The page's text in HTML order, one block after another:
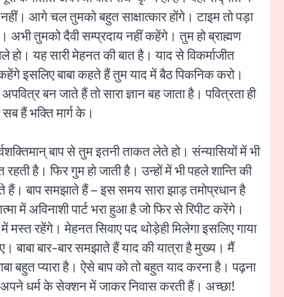
आगे चल तुमको बहुत साक्षात्कार होंगे। टाइम तो पड़ा
अभी तुमको दैवी सम्प्रदाय नहीं कहेंगे। तुम हो ब्राह्मण
हो। यह सारी मेहनत की बात है। याद से विकर्माजीत
इसलिए बाबा कहते हैं तुम याद में बैठ पिकनिक करो।
बन जाते हैं तो सारा ज्ञान बह जाता है। पवित्रता ही
हैं भक्ति मार्ग के।
बाप से तुम इतनी ताकत लेते हो। संन्यासियों में भी
है। फिर गुम हो जाती है। उन्हों में भी पहले शान्ति की
बाप समझाते हैं – इस समय सारा झाड़ तमोप्रधान है
में अविनाशी पार्ट भरा हुआ है जो फिर से रिपीट करेंगे।
में मस्त रहेंगे। मेहनत सिवाए पद थोड़ेही मिलेगा इसलिए गाया
बार-बार समझाते हैं याद की यात्रा है मुख्य। मैं
बहुत प्यारा है। ऐसे बाप को तो बहुत याद करना है। पढ़ना
अपने धर्म के सेक्शन में जाकर निवास करती हैं। अच्छा!